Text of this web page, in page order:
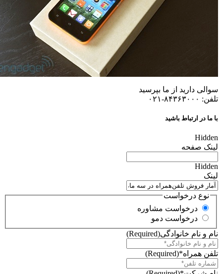
سوالی دارید از ما بپرسید
تلفن: ۸۴۳۶۳۰۰۰-۰۲۱
با ما در ارتباط باشید
Hidden
لینک صفحه
Hidden
لینک
نوع درخواست
درخواست مشاوره
درخواست دمو
نام و نام خانوادگی(Required)
تلفن همراه*(Required)